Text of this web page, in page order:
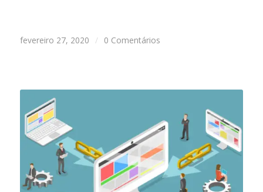
fevereiro 27, 2020 / 0 Comentários